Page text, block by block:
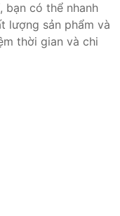
bạn có thể nhanh
lượng sản phẩm và
thời gian và chi